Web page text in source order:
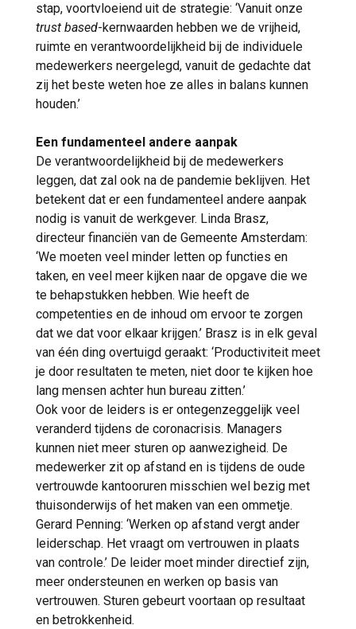
stap, voortvloeiend uit de strategie: ‘Vanuit onze
trust based-kernwaarden hebben we de vrijheid,
ruimte en verantwoordelijkheid bij de individuele
medewerkers neergelegd, vanuit de gedachte dat
zij het beste weten hoe ze alles in balans kunnen
houden.’
Een fundamenteel andere aanpak
De verantwoordelijkheid bij de medewerkers
leggen, dat zal ook na de pandemie beklijven. Het
betekent dat er een fundamenteel andere aanpak
nodig is vanuit de werkgever. Linda Brasz,
directeur financiën van de Gemeente Amsterdam:
‘We moeten veel minder letten op functies en
taken, en veel meer kijken naar de opgave die we
te behapstukken hebben. Wie heeft de
competenties en de inhoud om ervoor te zorgen
dat we dat voor elkaar krijgen.’ Brasz is in elk geval
van één ding overtuigd geraakt: ‘Productiviteit meet
je door resultaten te meten, niet door te kijken hoe
lang mensen achter hun bureau zitten.’
Ook voor de leiders is er ontegenzeggelijk veel
veranderd tijdens de coronacrisis. Managers
kunnen niet meer sturen op aanwezigheid. De
medewerker zit op afstand en is tijdens de oude
vertrouwde kantooruren misschien wel bezig met
thuisonderwijs of het maken van een ommetje.
Gerard Penning: ‘Werken op afstand vergt ander
leiderschap. Het vraagt om vertrouwen in plaats
van controle.’ De leider moet minder directief zijn,
meer ondersteunen en werken op basis van
vertrouwen. Sturen gebeurt voortaan op resultaat
en betrokkenheid.